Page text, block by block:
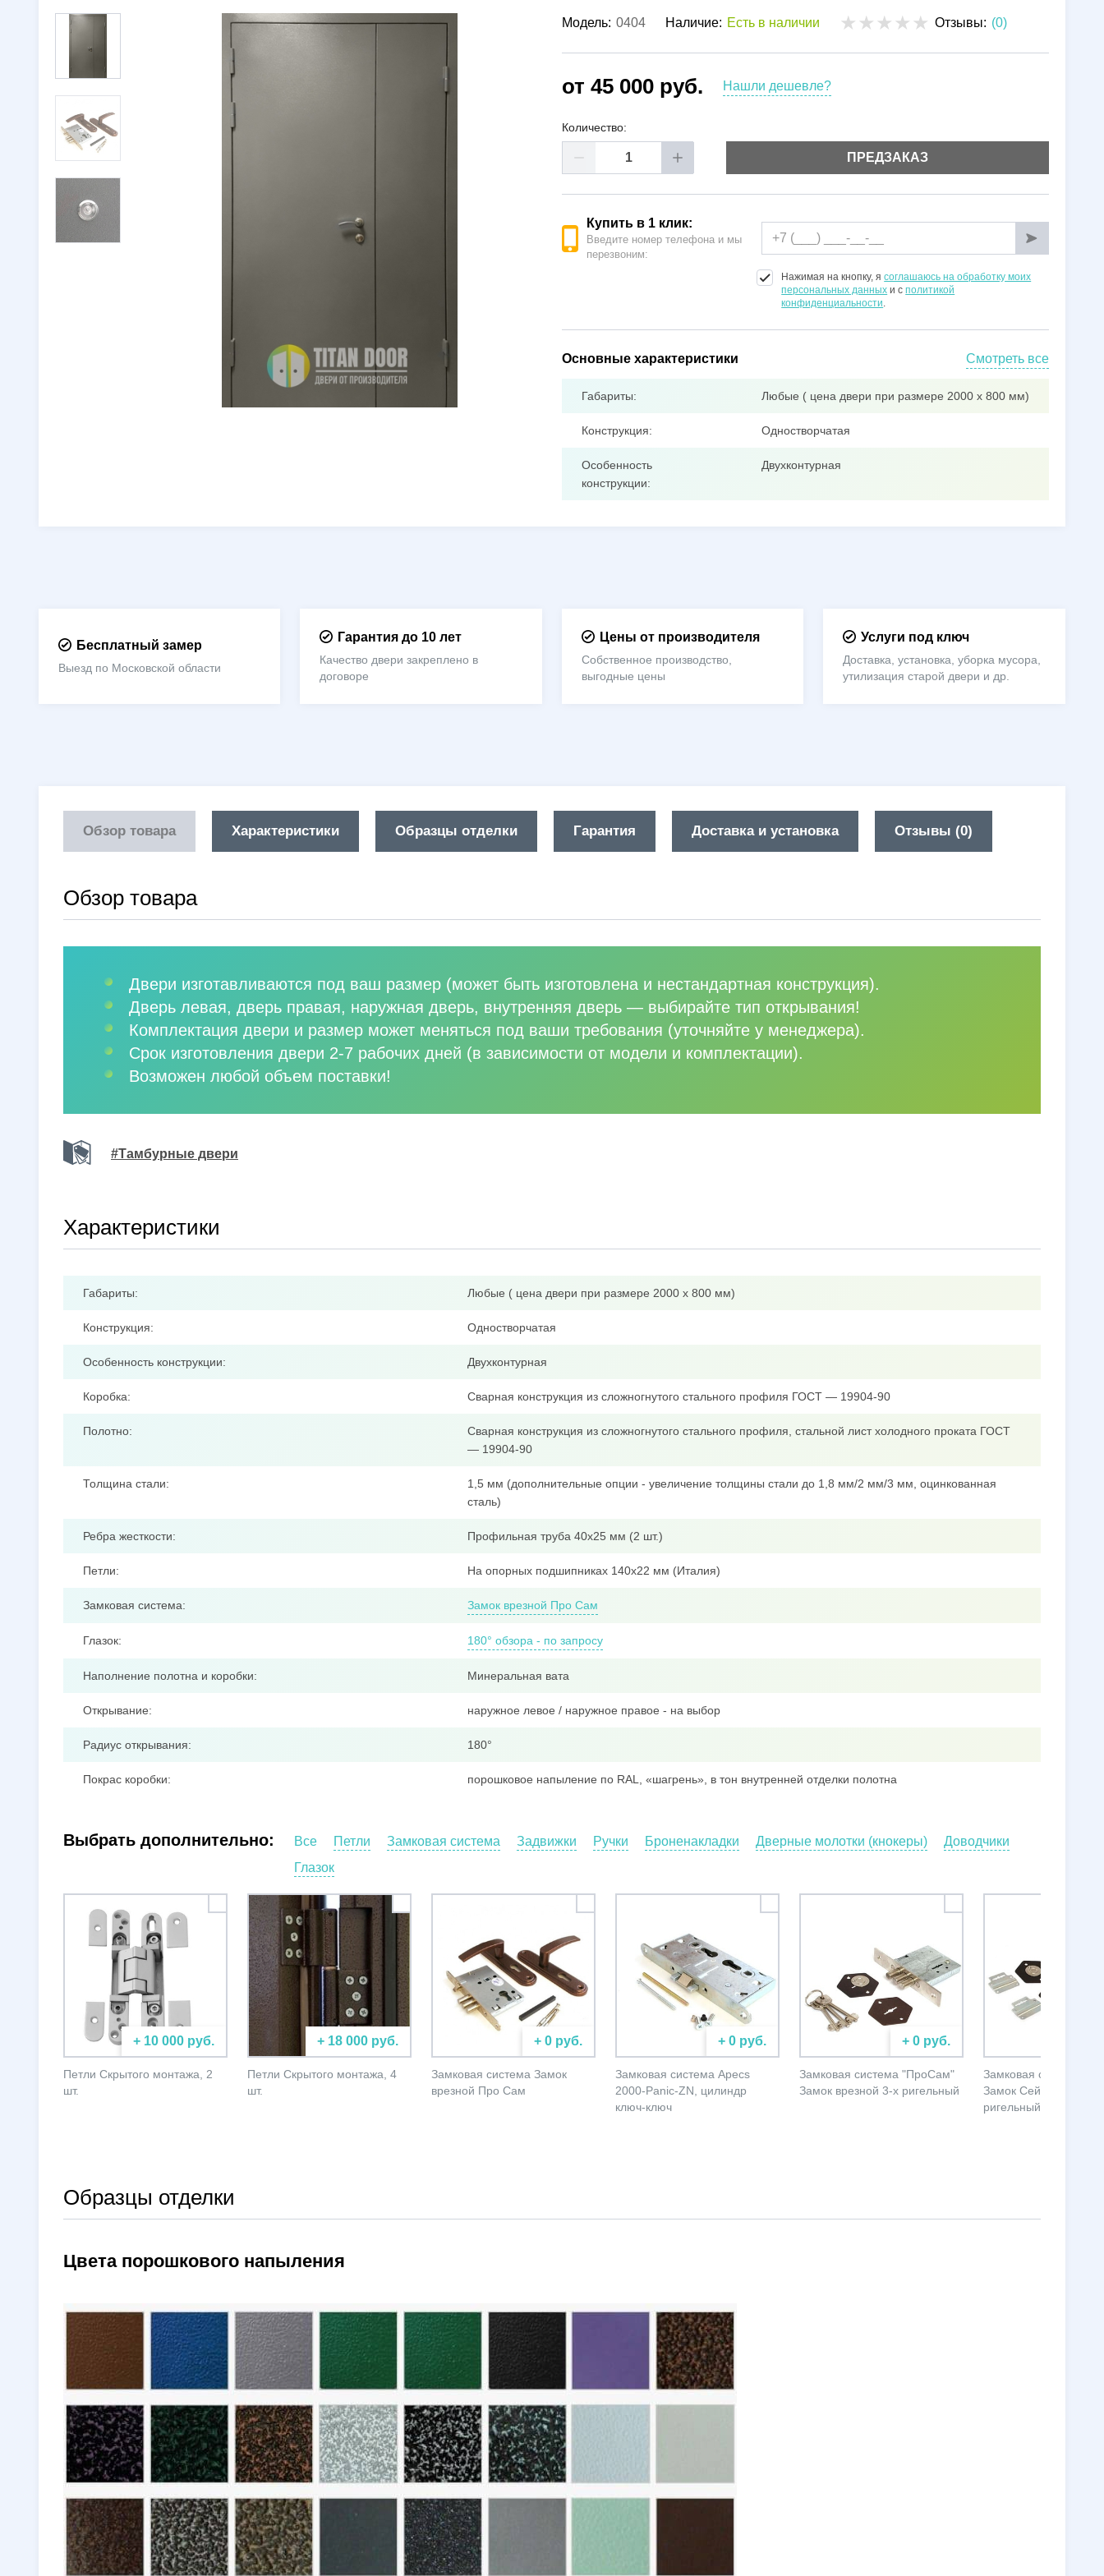
Двери с ковкой (116)
Двустворчатые двери
Тамбурные двери
🔖 РАСПРОДАЖА ДВЕРЕЙ
Установка
Модель: 0404 Наличие: Есть в наличии Отзывы: (0)
от 45 000 руб. Нашли дешевле?
Количество:
ПРЕДЗАКАЗ
Купить в 1 клик:
Введите номер телефона и мы
перезвоним:
Нажимая на кнопку, ясоглашаюсь на обработку моих
персональных данных и сполитикой
конфиденциальности.
Основные характеристики Смотреть все
Габариты: Любые ( цена двери при размере 2000 х 800 мм)
Конструкция: Одностворчатая
Особенность
конструкции:
Двухконтурная
Бесплатный замер
Выезд по Московской области
Гарантия до 10 лет
Качество двери закреплено в
договоре
Цены от производителя
Собственное производство,
выгодные цены
Услуги под ключ
Доставка, установка, уборка мусора,
утилизация старой двери и др.
Обзор товара Характеристики Образцы отделки Гарантия Доставка и установка Отзывы (0)
Обзор товара
Двери изготавливаются под ваш размер (может быть изготовлена и нестандартная конструкция).
Дверь левая, дверь правая, наружная дверь, внутренняя дверь — выбирайте тип открывания!
Комплектация двери и размер может меняться под ваши требования (уточняйте у менеджера).
Срок изготовления двери 2-7 рабочих дней (в зависимости от модели и комплектации).
Возможен любой объем поставки!
#Тамбурные двери
Характеристики
Габариты: Любые ( цена двери при размере 2000 х 800 мм)
Конструкция: Одностворчатая
Особенность конструкции: Двухконтурная
Коробка: Сварная конструкция из сложногнутого стального профиля ГОСТ — 19904-90
Полотно:
Сварная конструкция из сложногнутого стального профиля, стальной лист холодного проката ГОСТ
— 19904-90
Толщина стали:
1,5 мм (дополнительные опции - увеличение толщины стали до 1,8 мм/2 мм/3 мм, оцинкованная
сталь)
Ребра жесткости: Профильная труба 40x25 мм (2 шт.)
Петли: На опорных подшипниках 140х22 мм (Италия)
Замковая система: Замок врезной Про Сам
Глазок: 180° обзора - по запросу
Наполнение полотна и коробки: Минеральная вата
Открывание: наружное левое / наружное правое - на выбор
Радиус открывания: 180°
Покрас коробки: порошковое напыление по RAL, «шагрень», в тон внутренней отделки полотна
Выбрать дополнительно: Все Петли Замковая система Задвижки Ручки Броненакладки Дверные молотки (кнокеры)
Доводчики
Глазок
+ 10 000 руб.
Петли Скрытого монтажа, 2
шт.
+ 18 000 руб.
Петли Скрытого монтажа, 4
шт.
+ 0 руб.
Замковая система Замок
врезной Про Сам
+ 0 руб.
Замковая система Apecs
2000-Panic-ZN, цилиндр
ключ-ключ
+ 0 руб.
Замковая система "ПроСам"
Замок врезной 3-х ригельный
Замковая система
Замок Сейфовый 4-х
ригельный
Образцы отделки
Цвета порошкового напыления